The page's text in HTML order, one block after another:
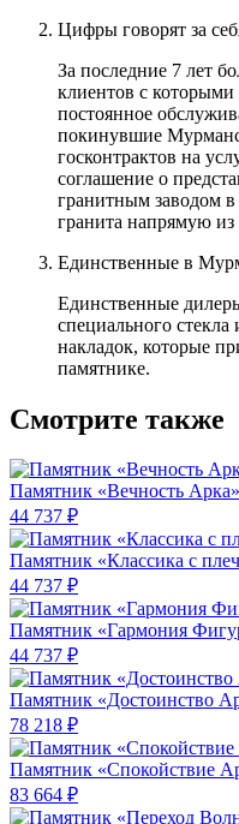
Цифры говорят за
За последние 7 лет
клиентов с
постоянное
покинувшие
госконтрактов на
соглашение о
гранитным заводом
гранита напрямую
Единственные в
Единственные
специального
накладок, которые
памятнике.
Смотрите также
Памятник «Вечность Арка»
44 737 ₽
Памятник «Классика c
44 737 ₽
Памятник «Гармония
44 737 ₽
Памятник «Достоинство
78 218 ₽
Памятник «Спокойствие
83 664 ₽